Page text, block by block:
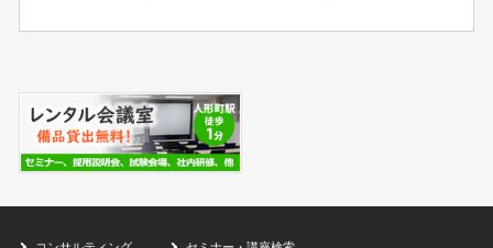
提供、譲渡することは致しません。
・法的拘束力がある第三者機関からの開示要求がある場合
・お客様本人の同意があった場合
お問合せ
される場合には、お客様ご本人であることを確認したうえ